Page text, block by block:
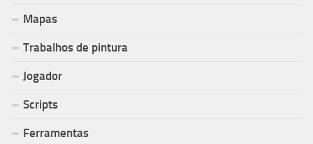
Mapas
Trabalhos de pintura
Jogador
Scripts
Ferramentas